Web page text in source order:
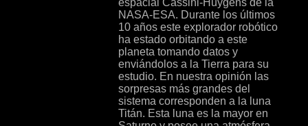
espacial Cassini-Huygens de la
NASA-ESA. Durante los últimos
10 años este explorador robótico
ha estado orbitando a este
planeta tomando datos y
enviándolos a la Tierra para su
estudio. En nuestra opinión las
sorpresas más grandes del
sistema corresponden a la luna
Titán. Esta luna es la mayor en